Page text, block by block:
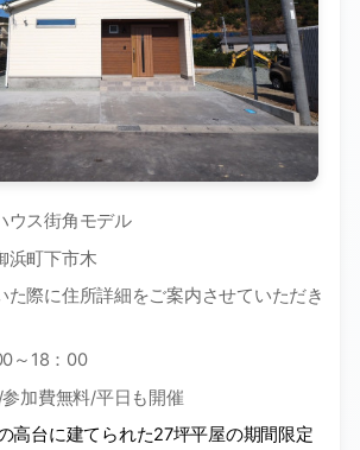
ウス街角モデル
浜町下市木
た際に住所詳細をご案内させていただき
～ 18 ： 00
参加費無料/平日も開催
高台に建てられた27坪平屋の期間限定